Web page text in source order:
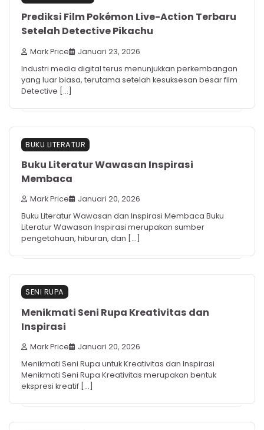
Prediksi Film Pokémon Live-Action Terbaru
Setelah Detective Pikachu
Mark Price Januari 23, 2026
Industri media digital terus menunjukkan perkembangan
yang luar biasa, terutama setelah kesuksesan besar film
Detective […]
BUKU LITERATUR
Buku Literatur Wawasan Inspirasi
Membaca
Mark Price Januari 20, 2026
Buku Literatur Wawasan dan Inspirasi Membaca Buku
Literatur Wawasan Inspirasi merupakan sumber
pengetahuan, hiburan, dan […]
SENI RUPA
Menikmati Seni Rupa Kreativitas dan
Inspirasi
Mark Price Januari 20, 2026
Menikmati Seni Rupa untuk Kreativitas dan Inspirasi
Menikmati Seni Rupa Kreativitas merupakan bentuk
ekspresi kreatif […]